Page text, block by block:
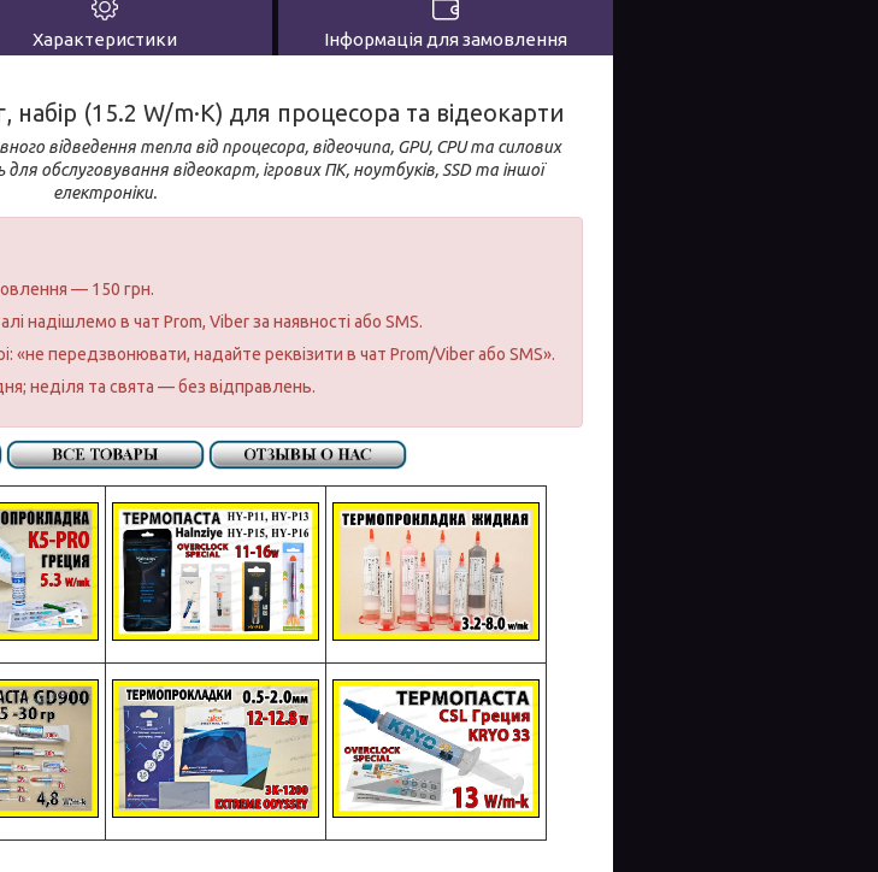
Характеристики Інформація для замовлення
набір (15.2 W/m·K) для процесора та відеокарти
відведення тепла від процесора, відеочипа, GPU, CPU та силових
обслуговування відеокарт, ігрових ПК, ноутбуків, SSD та іншої
електроніки.
— 150 грн.
надішлемо в чат Prom, Viber за наявності або SMS.
«не передзвонювати, надайте реквізити в чат Prom/Viber або SMS».
неділя та свята — без відправлень.